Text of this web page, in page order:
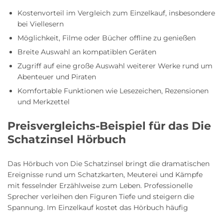
Kostenvorteil im Vergleich zum Einzelkauf, insbesondere
bei Viellesern
Möglichkeit, Filme oder Bücher offline zu genießen
Breite Auswahl an kompatiblen Geräten
Zugriff auf eine große Auswahl weiterer Werke rund um
Abenteuer und Piraten
Komfortable Funktionen wie Lesezeichen, Rezensionen
und Merkzettel
Preisvergleichs-Beispiel für das Die
Schatzinsel Hörbuch
Das Hörbuch von Die Schatzinsel bringt die dramatischen
Ereignisse rund um Schatzkarten, Meuterei und Kämpfe
mit fesselnder Erzählweise zum Leben. Professionelle
Sprecher verleihen den Figuren Tiefe und steigern die
Spannung. Im Einzelkauf kostet das Hörbuch häufig